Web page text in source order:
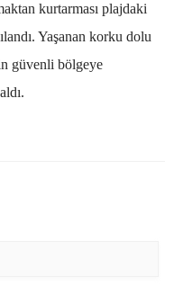
kurtarması plajdaki
Yaşanan korku dolu
güvenli bölgeye